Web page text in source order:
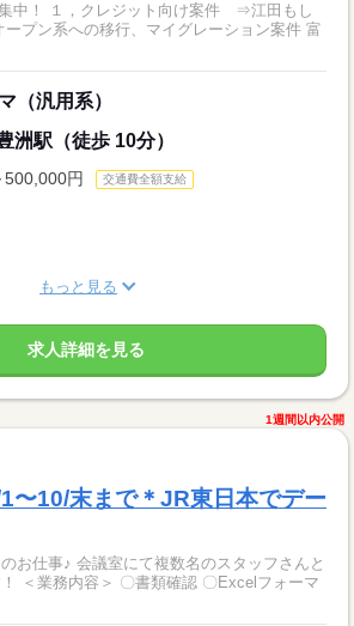
⇒江田もし
ープン系への移行、マイグレーション案件 富
（汎用系）
洲駅（徒歩 10分）
500,000円 交通費全額支給
もっと見る
求人詳細を見る
1週間以内公開
1〜10/末まで＊JR東日本でデー
お仕事♪ 会議室にて複数名のスタッフさんと
マ